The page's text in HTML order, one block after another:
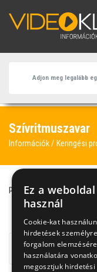
Szívritmuszavar
Információk Keringési
pitvarfibrilláció
Prof. Dr.
szív- és érrendszeri
Ez a
használ
Cookie-kat
hirdetések
forgalom
használatára
megosztjuk